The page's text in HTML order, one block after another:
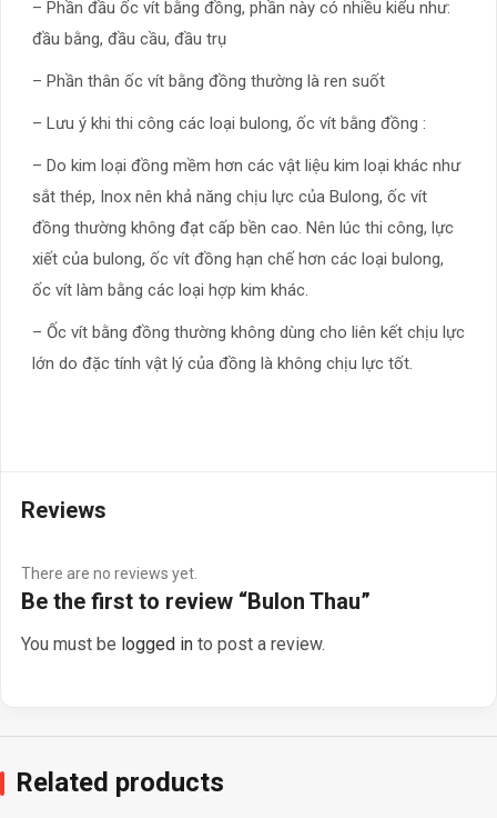
– Phần đầu ốc vít bằng đồng, phần này có nhiều kiểu như:
đầu bằng, đầu cầu, đầu trụ
– Phần thân ốc vít bằng đồng thường là ren suốt
– Lưu ý khi thi công các loại bulong, ốc vít bằng đồng :
– Do kim loại đồng mềm hơn các vật liệu kim loại khác như
sắt thép, Inox nên khả năng chịu lực của Bulong, ốc vít
đồng thường không đạt cấp bền cao. Nên lúc thi công, lực
xiết của bulong, ốc vít đồng hạn chế hơn các loại bulong,
ốc vít làm bằng các loại hợp kim khác.
– Ốc vít bằng đồng thường không dùng cho liên kết chịu lực
lớn do đặc tính vật lý của đồng là không chịu lực tốt.
Reviews
There are no reviews yet.
Be the first to review “Bulon Thau”
You must be logged in to post a review.
Related products